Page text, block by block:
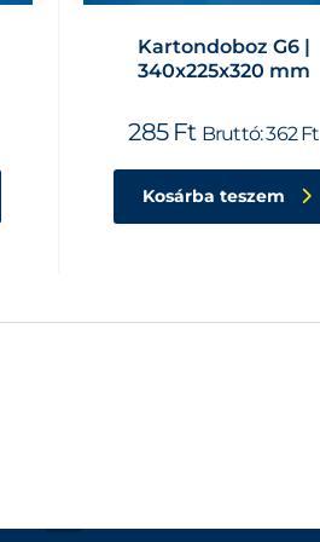
Kartondoboz G6 |
340x225x320 mm
285 Ft Bruttó:362Ft
Kosárba teszem